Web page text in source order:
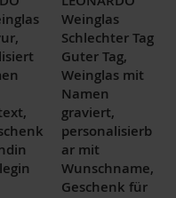
Weinglas
Schlechter Tag
Guter Tag,
Weinglas mit
Namen
graviert,
personalisierb
ar mit
Wunschname,
Geschenk für